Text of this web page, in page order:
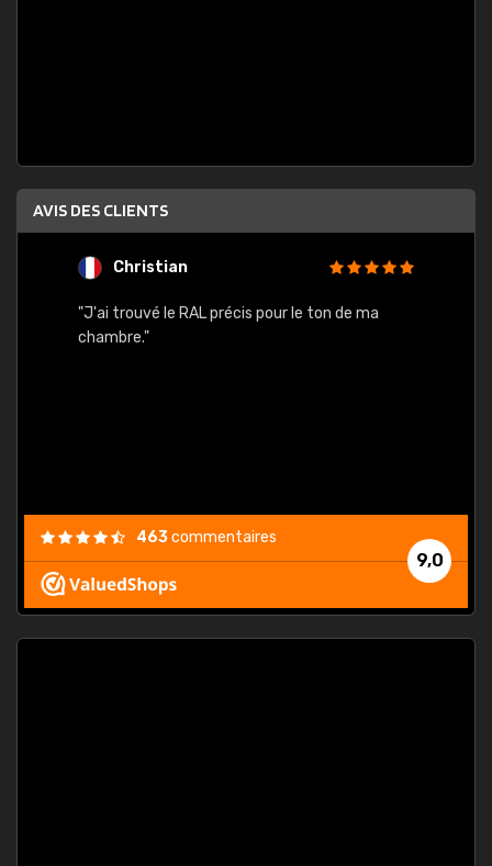
AVIS DES CLIENTS
Christian
"J'ai trouvé le RAL précis pour le ton de ma
chambre."
9,0
463commentaires